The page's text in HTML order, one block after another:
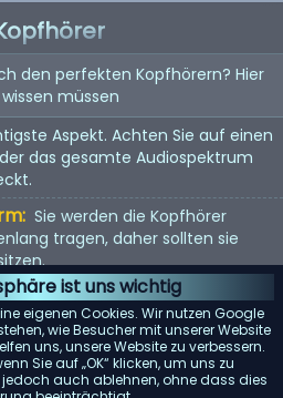
ist uns wichtig
eigenen Cookies. Wir nutzen Google
wie Besucher mit unserer Website
uns, unsere Website zu verbessern.
Sie auf „OK“ klicken, um uns zu
jedoch auch ablehnen, ohne dass dies
den perfekten Kopfhörern? Hier
müssen
Aspekt. Achten Sie auf einen
das gesamte Audiospektrum
Sie werden die Kopfhörer
tragen, daher sollten sie
On-Ear oder Over-Ear? Jeder Typ
Wählen Sie entsprechend
Kabellose Kopfhörer bieten